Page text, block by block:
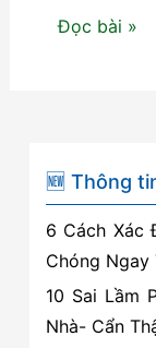
Dịch
rửa
bát
chuyên
nghiệp
của
Vệ
Đọc bài »
🆕 Thông
6 Cách Xác
Chóng Ngay
10 Sai Lầm
Nhà- Cẩn